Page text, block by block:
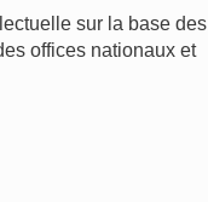
sur la base des
offices nationaux et